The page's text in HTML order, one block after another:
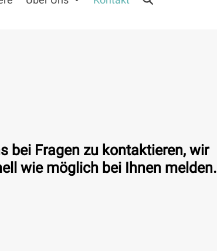
bei Fragen zu kontaktieren, wir
wie möglich bei Ihnen melden.